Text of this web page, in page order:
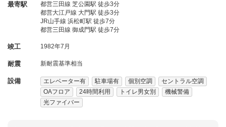
最寄駅
都営三田線 芝公園駅 徒歩3分
都営大江戸線 大門駅 徒歩3分
JR山手線 浜松町駅 徒歩7分
都営三田線 御成門駅 徒歩7分
竣工 1982年7月
耐震 新耐震基準相当
設備 エレベーター有 駐車場有 個別空調
セントラル空調
OAフロア
24時間利用 トイレ男女別
機械警備
光ファイバー